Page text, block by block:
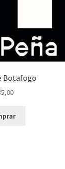
Botafogo